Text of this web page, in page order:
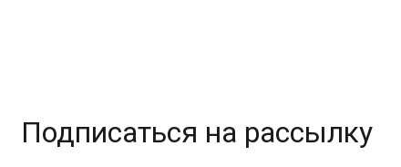
Подписаться на рассылку